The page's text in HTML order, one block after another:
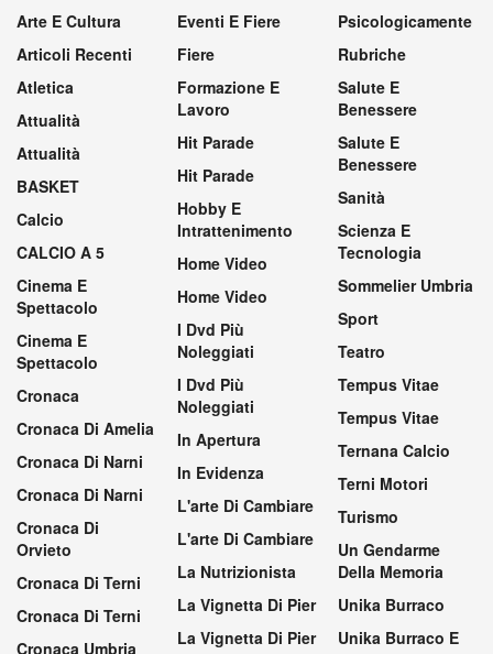
Arte E Cultura
Articoli Recenti
Atletica
Attualità
Attualità
BASKET
Calcio
CALCIO A 5
Cinema E
Spettacolo
Cinema E
Spettacolo
Cronaca
Cronaca Di Amelia
Cronaca Di Narni
Cronaca Di Narni
Cronaca Di
Orvieto
Cronaca Di Terni
Cronaca Di Terni
Cronaca Umbria
Eventi E Fiere
Fiere
Formazione E
Lavoro
Hit Parade
Hit Parade
Hobby E
Intrattenimento
Home Video
Home Video
I Dvd Più
Noleggiati
I Dvd Più
Noleggiati
In Apertura
In Evidenza
L'arte Di Cambiare
L'arte Di Cambiare
La Nutrizionista
La Vignetta Di Pier
La Vignetta Di Pier
Psicologicamente
Rubriche
Salute E
Benessere
Salute E
Benessere
Sanità
Scienza E
Tecnologia
Sommelier Umbria
Sport
Teatro
Tempus Vitae
Tempus Vitae
Ternana Calcio
Terni Motori
Turismo
Un Gendarme
Della Memoria
Unika Burraco
Unika Burraco E